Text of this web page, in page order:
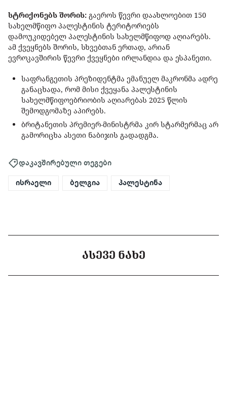
სტრიქონებს შორის: გაეროს წევრი დაახლოებით 150
სახელმწიფო პალესტინის ტერიტორიებს
დამოუკიდებელ პალესტინის სახელმწიფოდ აღიარებს.
ამ ქვეყნებს შორის, სხვებთან ერთად, არიან
ევროკავშირის წევრი ქვეყნები ირლანდია და ესპანეთი.
საფრანგეთის პრეზიდენტმა ემანუელ მაკრონმა ადრე
განაცხადა, რომ მისი ქვეყანა პალესტინის
სახელმწიფოებრიობის აღიარებას 2025 წლის
შემოდგომაზე აპირებს.
ბრიტანეთის პრემიერ-მინისტრმა კირ სტარმერმაც არ
გამორიცხა ასეთი ნაბიჯის გადადგმა.
დაკავშირებული თეგები
ისრაელი ბელგია პალესტინა
ᲐᲡᲔᲕᲔ ᲜᲐᲮᲔ